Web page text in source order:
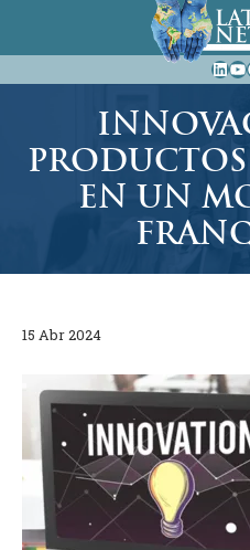
al
EN UN
15 Abr 2024